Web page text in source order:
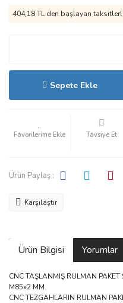
404,18 TL den başlayan
Sepete Ekle
Tavsiye Et
Ürün Paylaş :
Karşılaştır
Ürün Bilgisi Yorumlar
CNC TAŞLANMIŞ RULMAN PAKET
M85x2 MM
CNC TEZGAHLARIN RULMAN